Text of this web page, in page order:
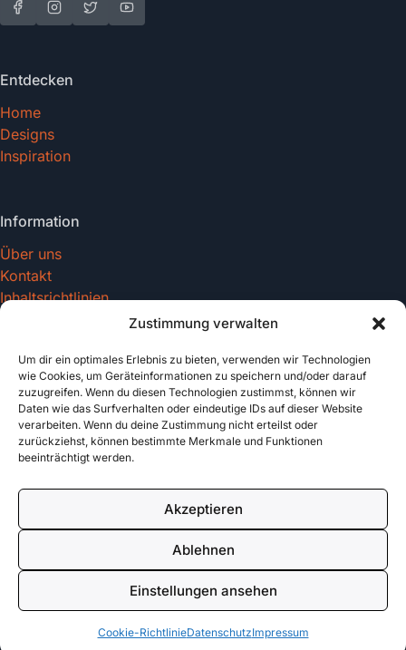
Zustimmung verwalten
Um dir ein optimales Erlebnis zu bieten, verwenden wir Technologien
wie Cookies, um Geräteinformationen zu speichern und/oder darauf
zuzugreifen. Wenn du diesen Technologien zustimmst, können wir
Daten wie das Surfverhalten oder eindeutige IDs auf dieser Website
verarbeiten. Wenn du deine Zustimmung nicht erteilst oder
zurückziehst, können bestimmte Merkmale und Funktionen
beeinträchtigt werden.
Akzeptieren
Ablehnen
Einstellungen ansehen
Cookie-RichtlinieDatenschutzImpressum
Entdecken
Home
Designs
Inspiration
Information
Über uns
Kontakt
Inhaltsrichtlinien
Recht & Datenschutz
Impressum
Datenschutz
AGB
Cookies
© 2026 tattoo-vorlagen.com. All rights reserved.
Made with
für Tattoo Enthusiasten